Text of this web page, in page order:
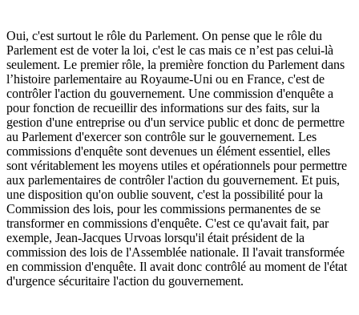
Oui, c'est surtout le rôle du Parlement. On pense que le rôle du
Parlement est de voter la loi, c'est le cas mais ce n’est pas celui-là
seulement. Le premier rôle, la première fonction du Parlement dans
l’histoire parlementaire au Royaume-Uni ou en France, c'est de
contrôler l'action du gouvernement. Une commission d'enquête a
pour fonction de recueillir des informations sur des faits, sur la
gestion d'une entreprise ou d'un service public et donc de permettre
au Parlement d'exercer son contrôle sur le gouvernement. Les
commissions d'enquête sont devenues un élément essentiel, elles
sont véritablement les moyens utiles et opérationnels pour permettre
aux parlementaires de contrôler l'action du gouvernement. Et puis,
une disposition qu'on oublie souvent, c'est la possibilité pour la
Commission des lois, pour les commissions permanentes de se
transformer en commissions d'enquête. C'est ce qu'avait fait, par
exemple, Jean-Jacques Urvoas lorsqu'il était président de la
commission des lois de l'Assemblée nationale. Il l'avait transformée
en commission d'enquête. Il avait donc contrôlé au moment de l'état
d'urgence sécuritaire l'action du gouvernement.